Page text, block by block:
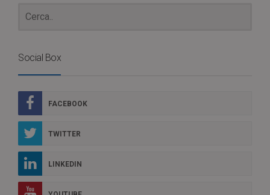
Social Box
FACEBOOK
TWITTER
LINKEDIN